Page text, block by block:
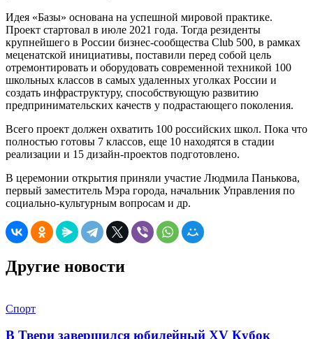
Идея «Базы» основана на успешной мировой практике.
Проект стартовал в июле 2021 года. Тогда резиденты
крупнейшего в России бизнес-сообщества Club 500, в рамках
меценатской инициативы, поставили перед собой цель
отремонтировать и оборудовать современной техникой 100
школьных классов в самых удаленных уголках России и
создать инфраструктуру, способствующую развитию
предпринимательских качеств у подрастающего поколения.
Всего проект должен охватить 100 российских школ. Пока что
полностью готовы 7 классов, еще 10 находятся в стадии
реализации и 15 дизайн-проектов подготовлено.
В церемонии открытия приняли участие Людмила Панькова,
первый заместитель Мэра города, начальник Управления по
социально-культурным вопросам и др.
Другие новости
Спорт
В Твери завершился юбилейный XV Кубок